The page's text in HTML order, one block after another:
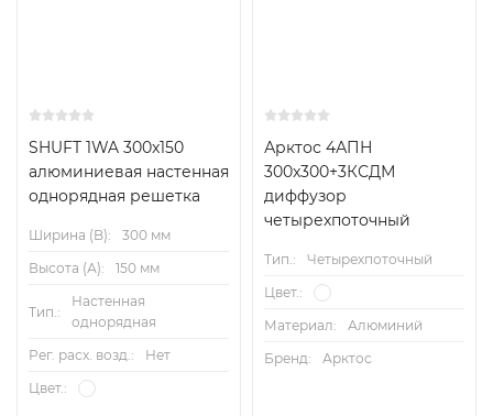
SHUFT 1WA 300x150
алюминиевая настенная
однорядная решетка
Ширина (B):
300 мм
Высота (А):
150 мм
Тип.:
Настенная
однорядная
Рег. расх. возд.:
Нет
Цвет.:
Арктос 4АПН
300x300+3КСДМ
диффузор
четырехпоточный
Тип.: Четырехпоточный
Цвет.:
Материал:
Алюминий
Бренд:
Арктос